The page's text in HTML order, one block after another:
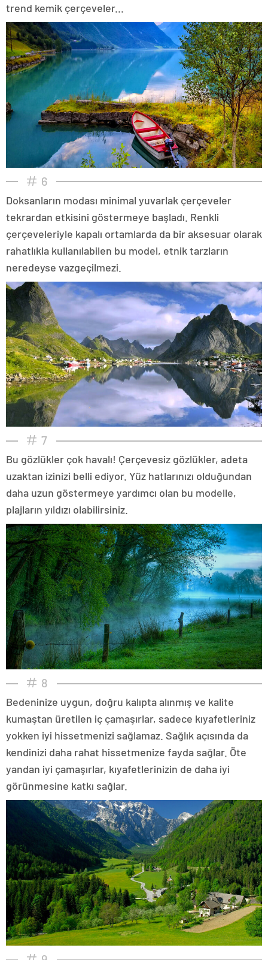
trend kemik çerçeveler...
6
Doksanların modası minimal yuvarlak çerçeveler
tekrardan etkisini göstermeye başladı. Renkli
çerçeveleriyle kapalı ortamlarda da bir aksesuar olarak
rahatlıkla kullanılabilen bu model, etnik tarzların
neredeyse vazgeçilmezi.
7
Bu gözlükler çok havalı! Çerçevesiz gözlükler, adeta
uzaktan izinizi belli ediyor. Yüz hatlarınızı olduğundan
daha uzun göstermeye yardımcı olan bu modelle,
plajların yıldızı olabilirsiniz.
8
Bedeninize uygun, doğru kalıpta alınmış ve kalite
kumaştan üretilen iç çamaşırlar, sadece kıyafetleriniz
yokken iyi hissetmenizi sağlamaz. Sağlık açısında da
kendinizi daha rahat hissetmenize fayda sağlar. Öte
yandan iyi çamaşırlar, kıyafetlerinizin de daha iyi
görünmesine katkı sağlar.